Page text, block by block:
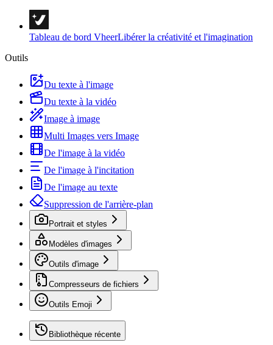
Tableau de bord VheerLibérer la créativité et l'imagination
Outils
Du texte à l'image
Du texte à la vidéo
Image à image
Multi Images vers Image
De l'image à la vidéo
De l'image à l'incitation
De l'image au texte
Suppression de l'arrière-plan
Portrait et styles
Modèles d'images
Outils d'image
Compresseurs de fichiers
Outils Emoji
Bibliothèque récente